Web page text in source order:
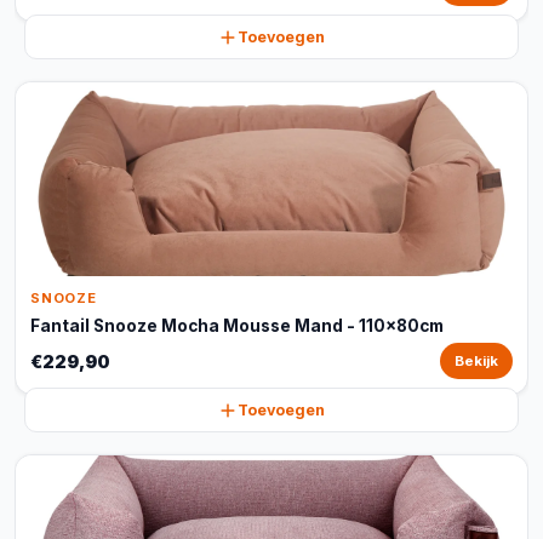
Toevoegen
SNOOZE
Fantail Snooze Mocha Mousse Mand - 110x80cm
€229,90 Bekijk
Toevoegen